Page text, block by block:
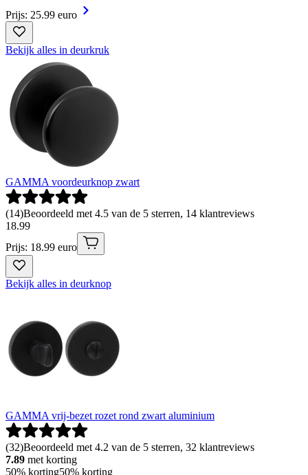
Prijs: 25.99 euro
Bekijk alles in deurkruk
GAMMA voordeurknop zwart
(14)Beoordeeld met 4.5 van de 5 sterren, 14 klantreviews
18.99
Prijs: 18.99 euro
Bekijk alles in deurknop
GAMMA vrij-bezet rozet rond zwart aluminium
(32)Beoordeeld met 4.2 van de 5 sterren, 32 klantreviews
7.89 met korting
50% korting50% korting